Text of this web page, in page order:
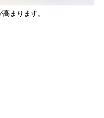
まります。